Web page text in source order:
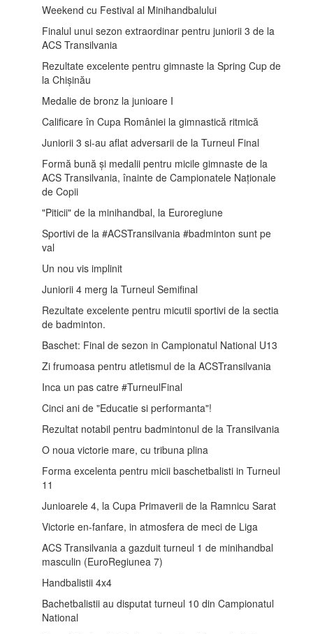
Weekend cu Festival al Minihandbalului
Finalul unui sezon extraordinar pentru juniorii 3 de la
ACS Transilvania
Rezultate excelente pentru gimnaste la Spring Cup de
la Chișinău
Medalie de bronz la junioare I
Calificare în Cupa României la gimnastică ritmică
Juniorii 3 si-au aflat adversarii de la Turneul Final
Formă bună și medalii pentru micile gimnaste de la
ACS Transilvania, înainte de Campionatele Naționale
de Copii
"Piticii" de la minihandbal, la Euroregiune
Sportivi de la #ACSTransilvania #badminton sunt pe
val
Un nou vis implinit
Juniorii 4 merg la Turneul Semifinal
Rezultate excelente pentru micutii sportivi de la sectia
de badminton.
Baschet: Final de sezon in Campionatul National U13
Zi frumoasa pentru atletismul de la ACSTransilvania
Inca un pas catre #TurneulFinal
Cinci ani de "Educatie si performanta"!
Rezultat notabil pentru badmintonul de la Transilvania
O noua victorie mare, cu tribuna plina
Forma excelenta pentru micii baschetbalisti in Turneul
11
Junioarele 4, la Cupa Primaverii de la Ramnicu Sarat
Victorie en-fanfare, in atmosfera de meci de Liga
ACS Transilvania a gazduit turneul 1 de minihandbal
masculin (EuroRegiunea 7)
Handbalistii 4x4
Bachetbalistii au disputat turneul 10 din Campionatul
National